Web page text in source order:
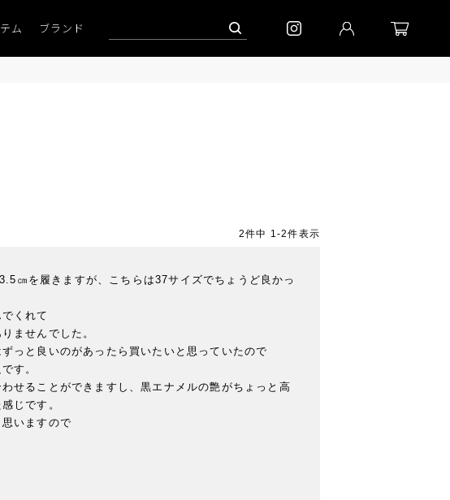
リーポイントキャンペーン」 到着｜2026AW「シフォンニット」 到着｜2026AW「マガジン
ム ブランド
2件中 1-2件表示
㎝を履きますが、こちらは37サイズでちょうど良かっ
くれて
ませんでした。
っと良いのがあったら買いたいと思っていたので
す。
せることができますし、黒エナメルの艶がちょっと高
じです。
いますので